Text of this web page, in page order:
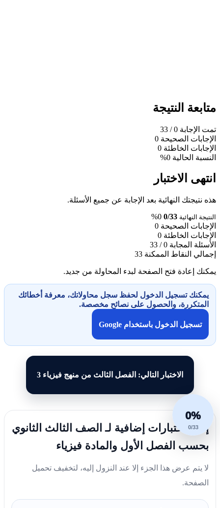
متابعة النتيجة
تمت الإجابة 0
/ 33
الإجابات الصحيحة 0
الإجابات الخاطئة 0
النسبة الحالية 0%
انتهى الاختبار
هذه نتيجتك النهائية بعد الإجابة عن جميع الأسئلة.
النتيجة النهائية 0/33
0%
الإجابات الصحيحة 0
الإجابات الخاطئة 0
الأسئلة المجابة 0 / 33
إجمالي النقاط الممكنة 33
يمكنك إعادة فتح الصفحة لبدء المحاولة من جديد.
يمكنك تسجيل الدخول لحفظ سجل محاولاتك، معرفة أخطائك
المتكررة، والحصول على نصائح مخصصة.
تسجيل الدخول باستخدام Google
الاختبار التالي: الفصل الثالث من منهج فيزياء 3
0%
0/33
إليك اختبارات إضافية لـ الصف الثالث الثانوي
بحسب الفصل الأول والمادة فيزياء
لا يتم عرض هذا الجزء إلا عند النزول إليه، لتخفيف تحميل
الصفحة.